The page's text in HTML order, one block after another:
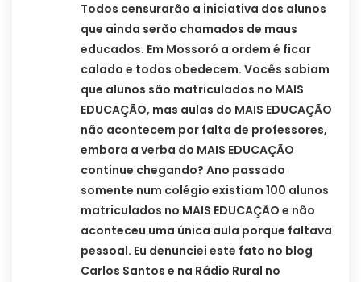
Todos censurarão a iniciativa dos alunos
que ainda serão chamados de maus
educados. Em Mossoró a ordem é ficar
calado e todos obedecem. Vocês sabiam
que alunos são matriculados no MAIS
EDUCAÇÃO, mas aulas do MAIS EDUCAÇÃO
não acontecem por falta de professores,
embora a verba do MAIS EDUCAÇÃO
continue chegando? Ano passado
somente num colégio existiam 100 alunos
matriculados no MAIS EDUCAÇÃO e não
aconteceu uma única aula porque faltava
pessoal. Eu denunciei este fato no blog
Carlos Santos e na Rádio Rural no